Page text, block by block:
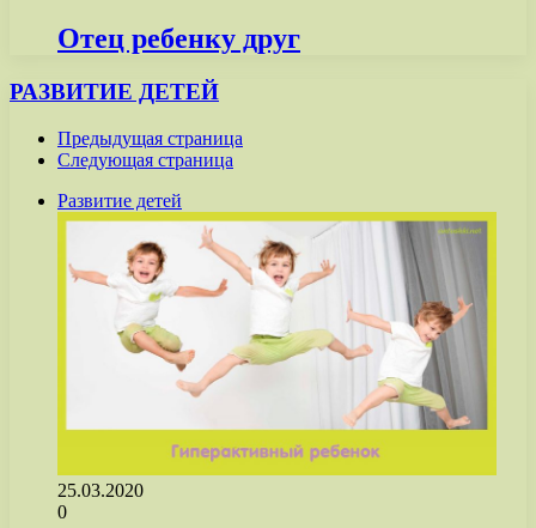
Отец ребенку друг
РАЗВИТИЕ ДЕТЕЙ
Предыдущая страница
Следующая страница
Развитие детей
25.03.2020
0